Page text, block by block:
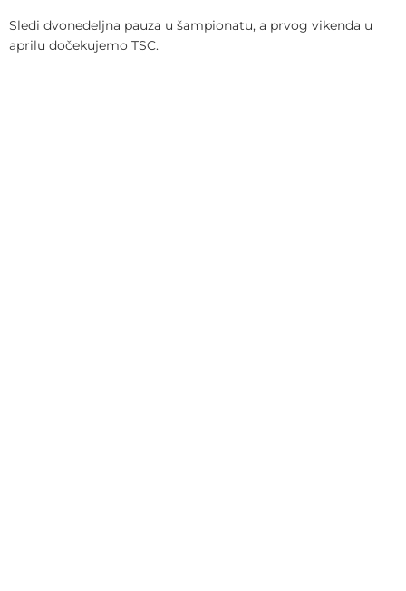
Sledi dvonedeljna pauza u šampionatu, a prvog vikenda u
aprilu dočekujemo TSC.